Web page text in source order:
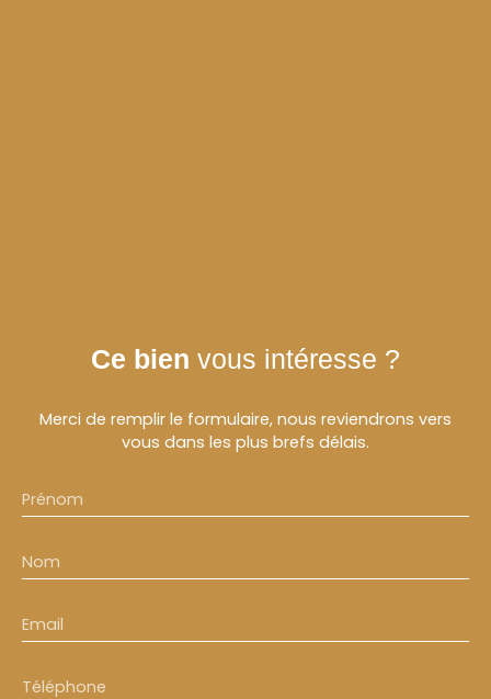
Ce bien vous intéresse ?
Merci de remplir le formulaire, nous reviendrons vers
vous dans les plus brefs délais.
Prénom
Nom
Email
Téléphone